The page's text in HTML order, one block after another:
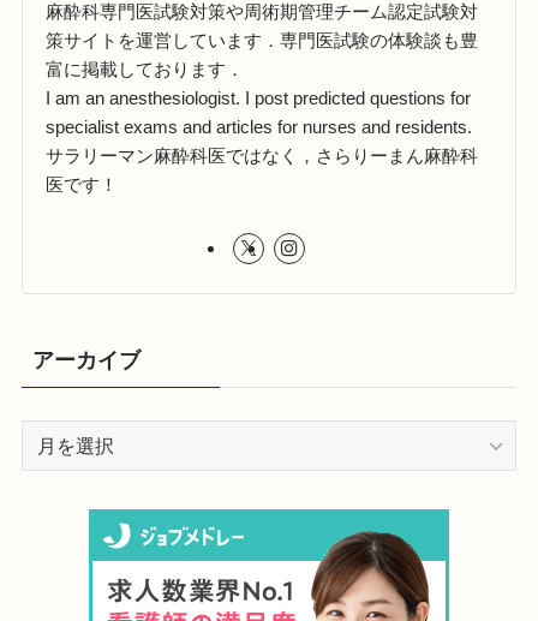
麻酔科専門医試験対策や周術期管理チーム認定試験対
策サイトを運営しています．専門医試験の体験談も豊
富に掲載しております．
I am an anesthesiologist. I post predicted questions for
specialist exams and articles for nurses and residents.
サラリーマン麻酔科医ではなく，さらりーまん麻酔科
医です！
アーカイブ